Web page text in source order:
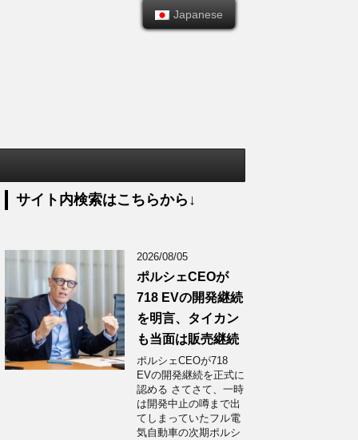
サイト内検索はこちらから↓
2026/08/05
ポルシェCEOが
718 EVの開発継続
を明言、タイカン
も当面は販売継続
ポルシェCEOが718
EVの開発継続を正式に
認める さてさて、一時
は開発中止の噂まで出
てしまっていたフル電
気自動車の次期ポルシ
Japanese
Japanese